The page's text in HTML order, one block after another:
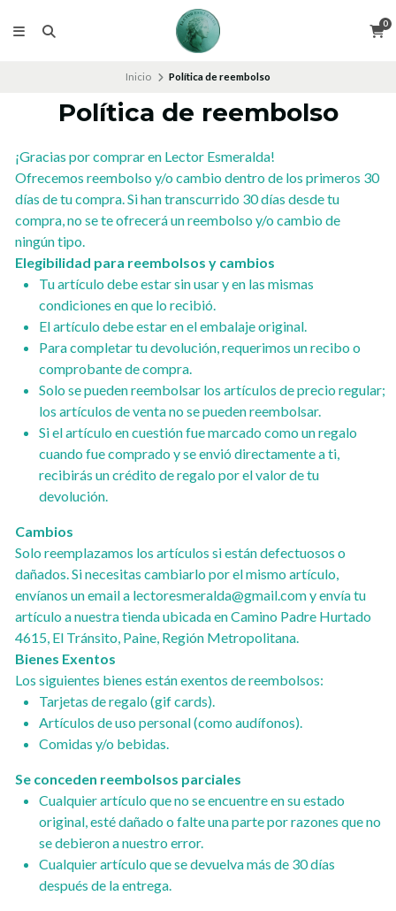
0
Inicio Política de reembolso
Política de reembolso
¡Gracias por comprar en Lector Esmeralda!
Ofrecemos reembolso y/o cambio dentro de los primeros 30
días de tu compra. Si han transcurrido 30 días desde tu
compra, no se te ofrecerá un reembolso y/o cambio de
ningún tipo.
Elegibilidad para reembolsos y cambios
Tu artículo debe estar sin usar y en las mismas
condiciones en que lo recibió.
El artículo debe estar en el embalaje original.
Para completar tu devolución, requerimos un recibo o
comprobante de compra.
Solo se pueden reembolsar los artículos de precio regular;
los artículos de venta no se pueden reembolsar.
Si el artículo en cuestión fue marcado como un regalo
cuando fue comprado y se envió directamente a ti,
recibirás un crédito de regalo por el valor de tu
devolución.
Cambios
Solo reemplazamos los artículos si están defectuosos o
dañados. Si necesitas cambiarlo por el mismo artículo,
envíanos un email a lectoresmeralda@gmail.com y envía tu
artículo a nuestra tienda ubicada en Camino Padre Hurtado
4615, El Tránsito, Paine, Región Metropolitana.
Bienes Exentos
Los siguientes bienes están exentos de reembolsos:
Tarjetas de regalo (gif cards).
Artículos de uso personal (como audífonos).
Comidas y/o bebidas.
Se conceden reembolsos parciales
Cualquier artículo que no se encuentre en su estado
original, esté dañado o falte una parte por razones que no
se debieron a nuestro error.
Cualquier artículo que se devuelva más de 30 días
después de la entrega.